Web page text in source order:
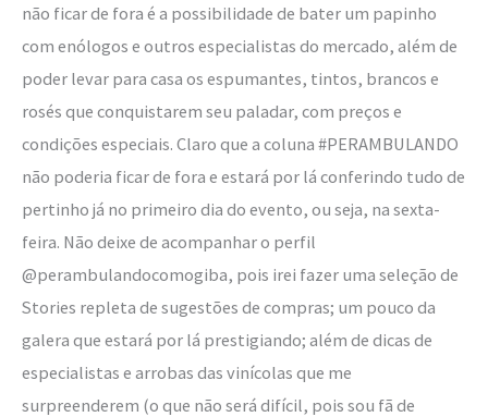
não ficar de fora é a possibilidade de bater um papinho
com enólogos e outros especialistas do mercado, além de
poder levar para casa os espumantes, tintos, brancos e
rosés que conquistarem seu paladar, com preços e
condições especiais. Claro que a coluna #PERAMBULANDO
não poderia ficar de fora e estará por lá conferindo tudo de
pertinho já no primeiro dia do evento, ou seja, na sexta-
feira. Não deixe de acompanhar o perfil
@perambulandocomogiba, pois irei fazer uma seleção de
Stories repleta de sugestões de compras; um pouco da
galera que estará por lá prestigiando; além de dicas de
especialistas e arrobas das vinícolas que me
surpreenderem (o que não será difícil, pois sou fã de